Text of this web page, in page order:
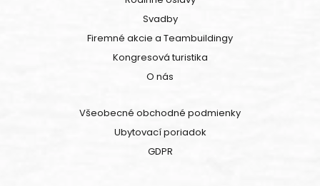
Svadby
Firemné akcie a Teambuildingy
Kongresová turistika
O nás
Všeobecné obchodné podmienky
Ubytovací poriadok
GDPR